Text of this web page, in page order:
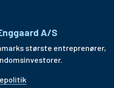
A/S
største entreprenører,